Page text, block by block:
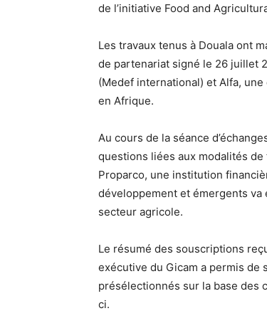
de l’initiative Food and
Les travaux tenus à Douala ont
de partenariat signé le 26 juillet
(Medef international) et Alfa,
en Afrique.
Au cours de la séance
questions liées aux modalités
Proparco, une institution
développement et émergents va
secteur agricole.
Le résumé des souscriptions
exécutive du Gicam a permis
présélectionnés sur la base des
ci.